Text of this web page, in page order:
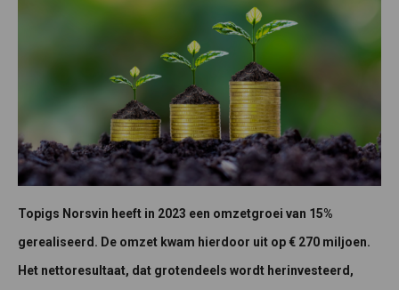
Topigs Norsvin heeft in 2023 een omzetgroei van 15%
gerealiseerd. De omzet kwam hierdoor uit op € 270 miljoen.
Het nettoresultaat, dat grotendeels wordt herinvesteerd,